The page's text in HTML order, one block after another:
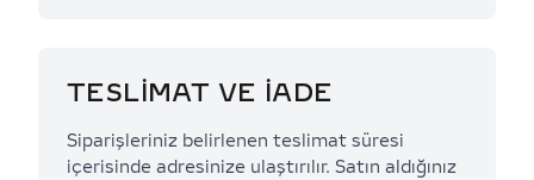
TESLİMAT VE İADE
Siparişleriniz belirlenen teslimat süresi
içerisinde adresinize ulaştırılır. Satın aldığınız